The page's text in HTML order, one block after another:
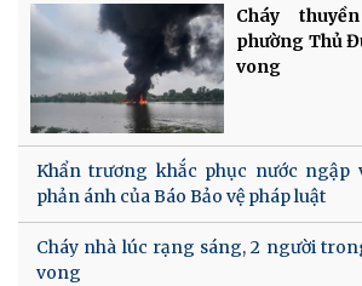
Cháy
phường Thủ
vong
Khẩn trương khắc phục nước ngập
phản ánh của Báo Bảo vệ pháp luật
Cháy nhà lúc rạng sáng, 2 người
vong